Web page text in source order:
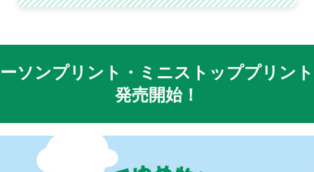
ソンプリント・ミニストッププリン
発売開始！